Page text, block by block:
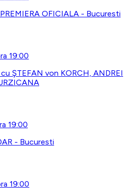
OFICIALA - Bucuresti
19:00
ŞTEFAN von KORCH, ANDREI
19:00
- Bucuresti
19:00